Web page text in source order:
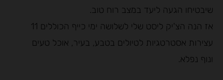
שיבטיחו הגעה ליעד במצב רוח טוב.
אז הנה הצ'יק ליסט שלי לשלושה ימי כייף הכוללים 11
עצירות אסטרטגיות לטיולים בטבע, בעיר, אוכל טעים
ונוף נפלא.